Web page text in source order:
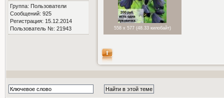
Группа: Пользователи
Сообщений: 925
Регистрация: 15.12.2014
Пользователь №: 21943
558 x 577 (48.33 килобайт)